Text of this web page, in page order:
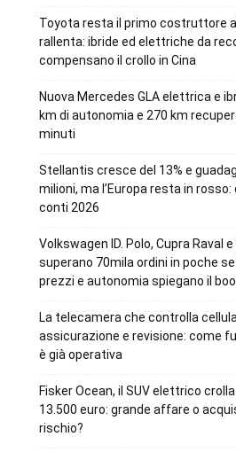
Toyota resta il primo costruttore
rallenta: ibride ed elettriche da
compensano il crollo in Cina
Nuova Mercedes GLA elettrica e
km di autonomia e 270 km
minuti
Stellantis cresce del 13% e
milioni, ma l’Europa resta in
conti 2026
Volkswagen ID. Polo, Cupra Raval
superano 70mila ordini in poche
prezzi e autonomia spiegano il
La telecamera che controlla
assicurazione e revisione: come
è già operativa
Fisker Ocean, il SUV elettrico
13.500 euro: grande affare o
rischio?